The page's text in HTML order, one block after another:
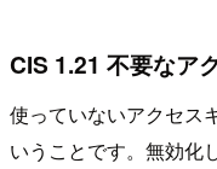
CIS 1.21 不要なア
使っていないアクセス
いうことです。無効化